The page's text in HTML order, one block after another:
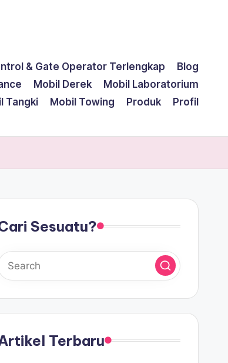
& Gate Operator Terlengkap
Blog
Mobil Derek
Mobil Laboratorium
Tangki Mobil Towing Produk
Profil
Sesuatu?
Terbaru